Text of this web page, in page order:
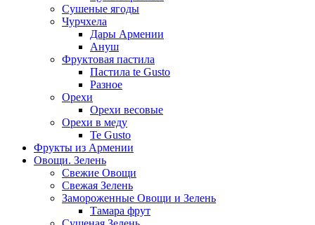
Сушеные ягоды
Чурчхела
Дары Армении
Ануш
Фруктовая пастила
Пастила te Gusto
Разное
Орехи
Орехи весовые
Орехи в меду
Te Gusto
Фрукты из Армении
Овощи. Зелень
Свежие Овощи
Свежая Зелень
Замороженные Овощи и Зелень
Тамара фрут